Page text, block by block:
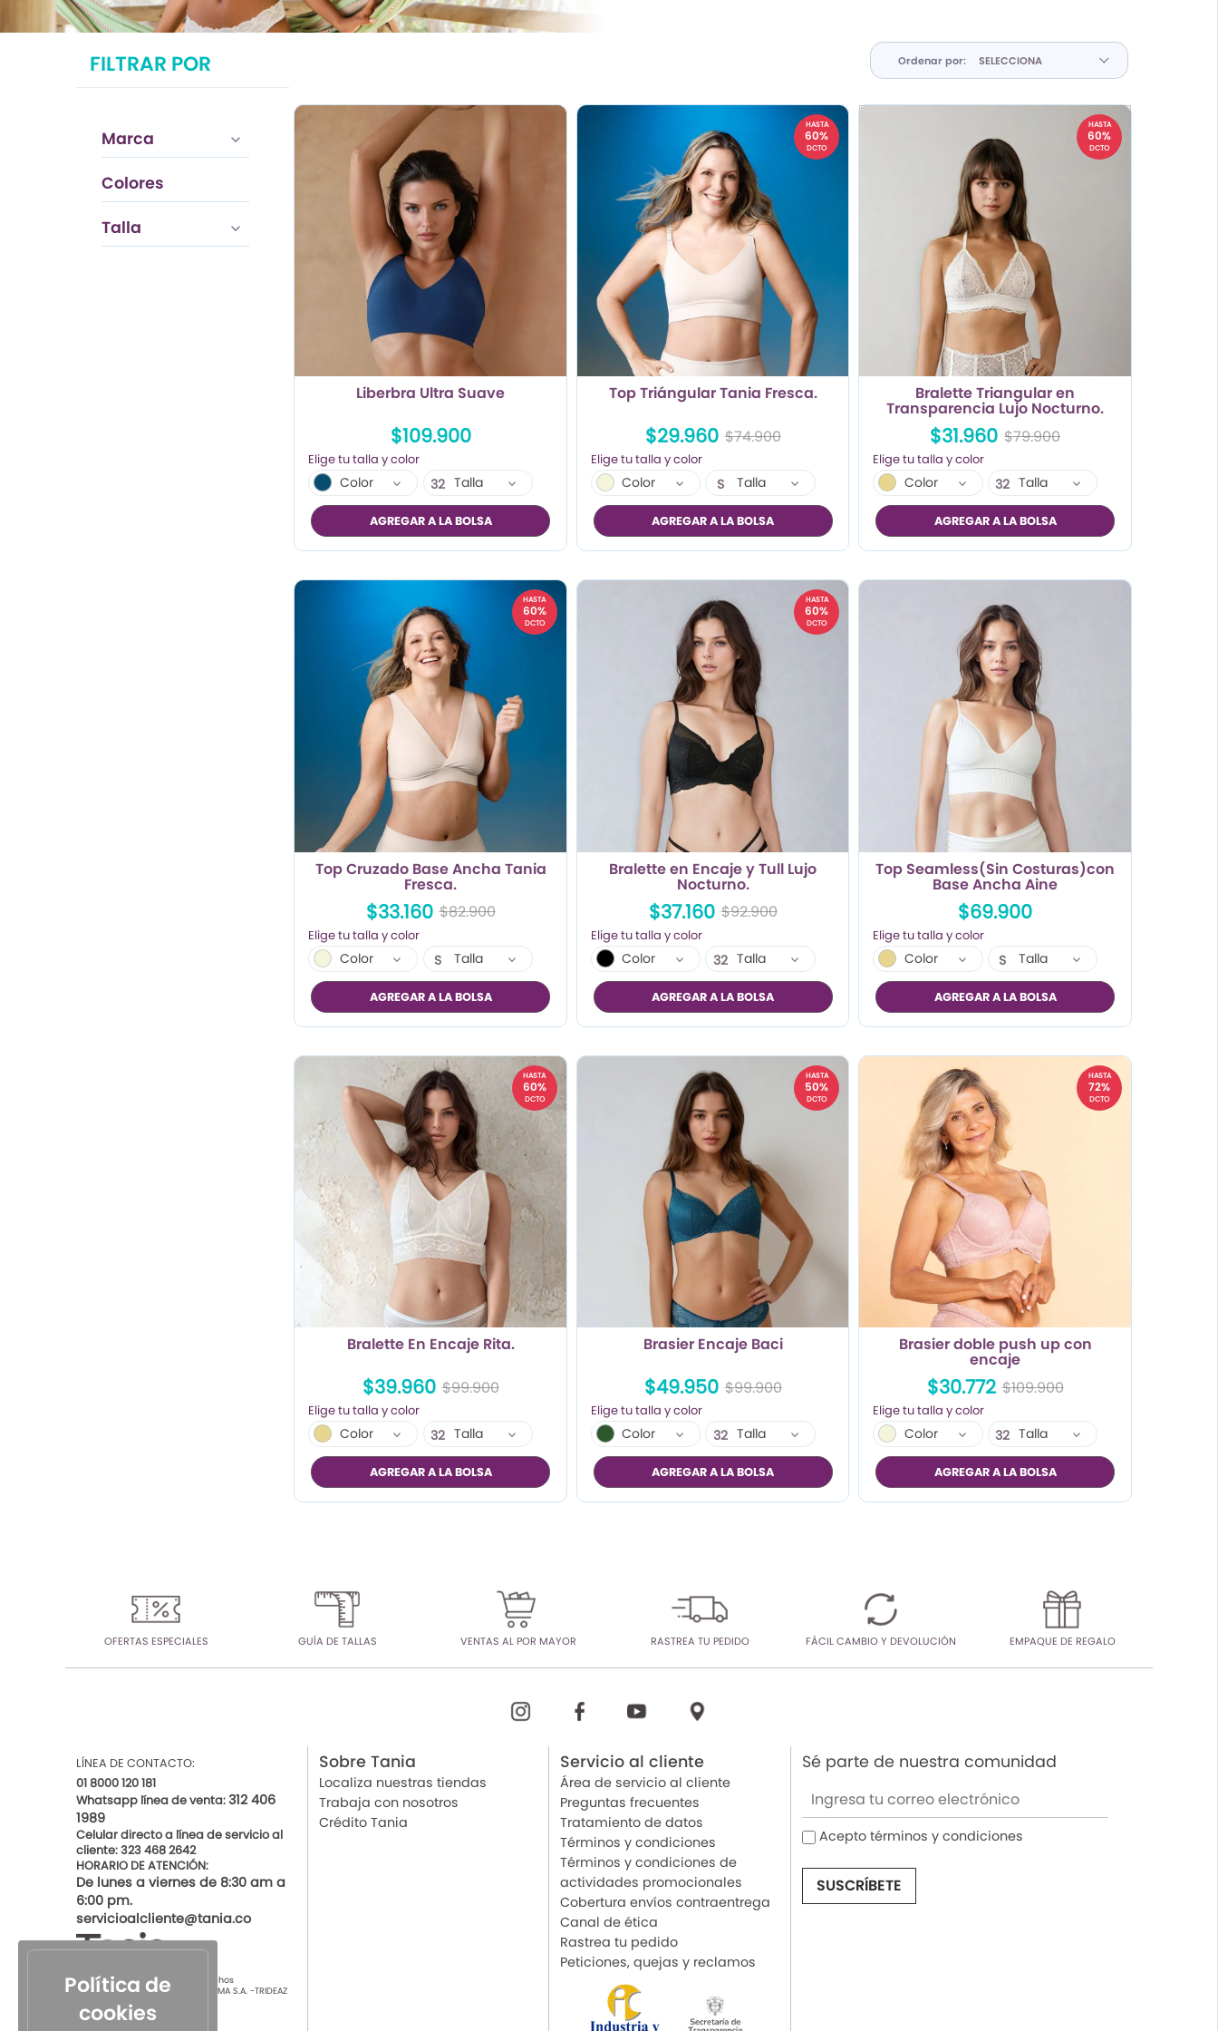
TRENDY PROMO
FILTRAR POR Ordenar por:
Marca
Colores
Marfil
Talla
Liberbra Ultra Suave
$109.900
Color
32
34
36
Talla
AGREGAR A LA BOLSA
HASTA
60%
DCTO
Top Triángular Tania Fresca.
$29.960 $74.900
Color S Talla
AGREGAR A LA BOLSA
HASTA
60%
DCTO
Bralette Triangular en
Transparencia Lujo Nocturno.
$31.960 $79.900
Color 32 Talla
AGREGAR A LA BOLSA
HASTA
60%
DCTO
Top Cruzado Base Ancha Tania
Fresca.
$33.160 $82.900
Color
S
M
Talla
AGREGAR A LA BOLSA
HASTA
60%
DCTO
Bralette en Encaje y Tull Lujo
Nocturno.
$37.160 $92.900
Color 32 Talla
AGREGAR A LA BOLSA
Top Seamless(Sin Costuras)con
Base Ancha Aine
$69.900
Color S Talla
AGREGAR A LA BOLSA
HASTA
60%
DCTO
Bralette En Encaje Rita.
$39.960 $99.900
Color
32
34
Talla
AGREGAR A LA BOLSA
HASTA
50%
DCTO
Brasier Encaje Baci
$49.950 $99.900
Color 32 Talla
AGREGAR A LA BOLSA
HASTA
72%
DCTO
Brasier doble push up con
encaje
$30.772 $109.900
Color
32
34
36
Talla
AGREGAR A LA BOLSA
OFERTAS ESPECIALES GUÍA DE TALLAS VENTAS AL POR MAYOR RASTREA TU PEDIDO FÁCIL CAMBIO Y DEVOLUCIÓN EMPAQUE DE REGALO
LÍNEA DE CONTACTO:
01 8000 120 181
Whatsapp línea de venta:312 406
1989
Celular directo a línea de servicio al
cliente: 323 468 2642
HORARIO DE ATENCIÓN:
De lunes a viernes de 8:30 am a
6:00 pm.
servicioalcliente@tania.co
© 2021 por Tania Todos los derechos
ReservadosTIENDAS DE ROPA INTIMA S.A. -TRIDEAZ
S.A. Nit 890.901.218-4
Sobre Tania
Localiza nuestras tiendas
Trabaja con nosotros
Crédito Tania
Servicio al cliente
Área de servicio al cliente
Preguntas frecuentes
Tratamiento de datos
Términos y condiciones
Términos y condiciones de
actividades promocionales
Cobertura envíos contraentrega
Canal de ética
Rastrea tu pedido
Peticiones, quejas y reclamos
Sé parte de nuestra comunidad
Acepto términos y condiciones
Política de
cookies